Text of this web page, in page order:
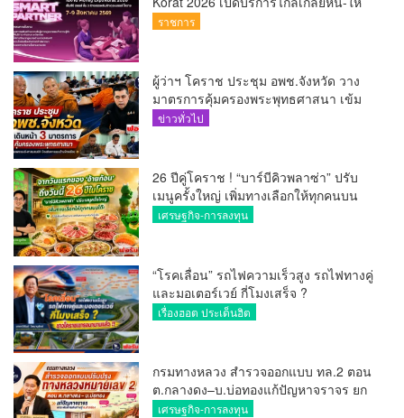
คำปรึกษากฎหมายฟรี 7-9 ส.ค.นี้
ราชการ
ผู้ว่าฯ โคราช ประชุม อพช.จังหวัด วาง
มาตรการคุ้มครองพระพุทธศาสนา เข้ม
ดูแลพระสงฆ์-ศาสนสมบัติ ป้องกันการ
ข่าวทั่วไป
26 ปีคู่โคราช ! “บาร์บีคิวพลาซ่า” ปรับ
เมนูครั้งใหญ่ เพิ่มทางเลือกให้ทุกคนบน
โต๊ะ
เศรษฐกิจ-การลงทุน
“โรคเลื่อน” รถไฟความเร็วสูง รถไฟทางคู่
และมอเตอร์เวย์ กี่โมงเสร็จ ?
เรื่องฮอต ประเด็นฮิต
กรมทางหลวง สำรวจออกแบบ ทล.2 ตอน
ต.กลางดง–บ.บ่อทองแก้ปัญหาจราจร ยก
ระดับการเดินทางสู่ อ.ปากช่อง
เศรษฐกิจ-การลงทุน